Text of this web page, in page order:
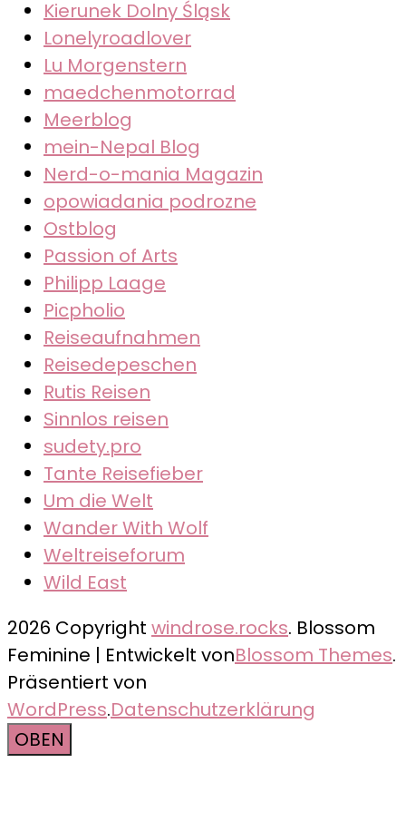
Kierunek Dolny Śląsk
Lonelyroadlover
Lu Morgenstern
maedchenmotorrad
Meerblog
mein-Nepal Blog
Nerd-o-mania Magazin
opowiadania podrozne
Ostblog
Passion of Arts
Philipp Laage
Picpholio
Reiseaufnahmen
Reisedepeschen
Rutis Reisen
Sinnlos reisen
sudety.pro
Tante Reisefieber
Um die Welt
Wander With Wolf
Weltreiseforum
Wild East
2026 Copyright windrose.rocks. Blossom
Feminine | Entwickelt vonBlossom Themes.
Präsentiert von
WordPress.Datenschutzerklärung
OBEN